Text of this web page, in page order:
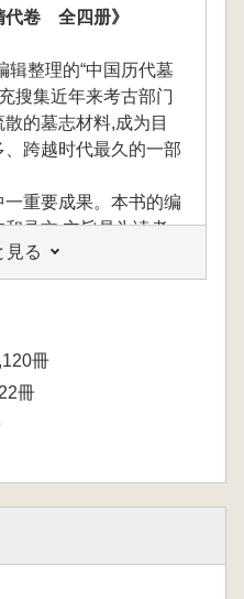
代卷 全四册》
整理的“中国历代墓
搜集近年来考古部门
的墓志材料,成为目
跨越时代最久的一部
重要成果。本书的编
录文,主旨是为读者
。
の大成を結集してい
が新たに発見した墓
銘の材料を補充収集
一つであり、編集体
収録しています。そ
見る
冊
冊